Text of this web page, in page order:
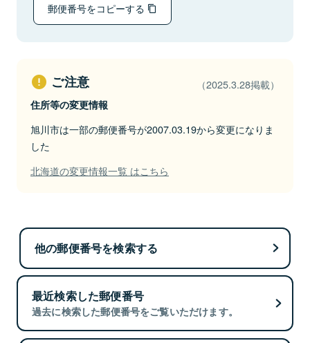
郵便番号をコピーする
ご注意 （2025.3.28掲載）
住所等の変更情報
旭川市は一部の郵便番号が2007.03.19から変更になりま
した
北海道の変更情報一覧 はこちら
他の郵便番号を検索する
最近検索した郵便番号
過去に検索した郵便番号をご覧いただけます。